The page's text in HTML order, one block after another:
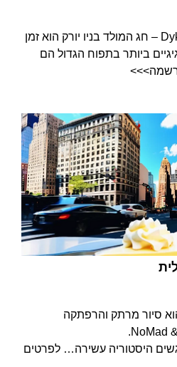
סיור קריסטמס Dyker Heights – חג המולד בניו יורק הוא זמן
ביותר בתפוח הגדול הם
סיור מרתק והרפתקה
היסטוריה עשירה… לפרטים